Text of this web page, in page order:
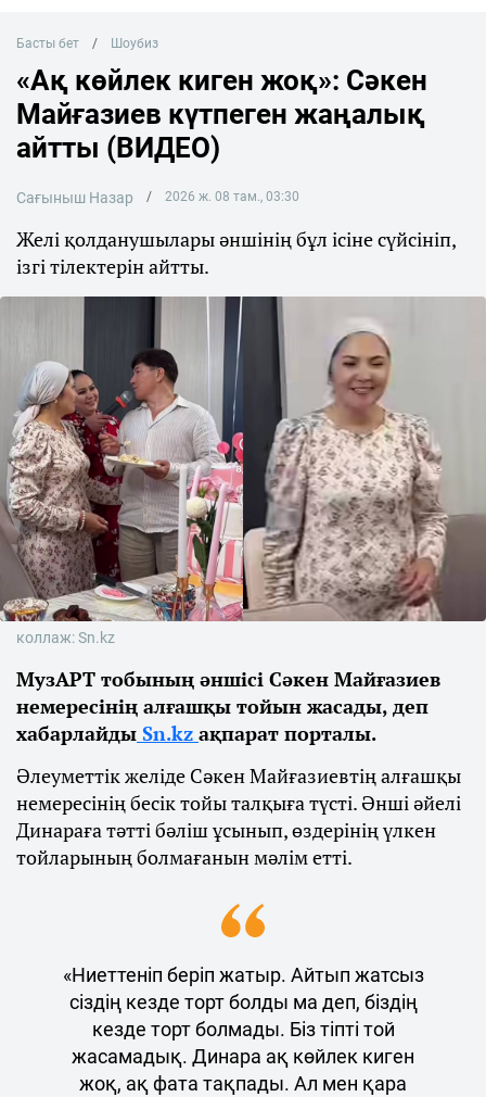
Басты бет Шоубиз
«Ақ көйлек киген жоқ»: Сәкен
Майғазиев күтпеген жаңалық
айтты (ВИДЕО)
Сағыныш Назар 2026 ж. 08 там., 03:30
Желі қолданушылары әншінің бұл ісіне сүйсініп,
ізгі тілектерін айтты.
коллаж: Sn.kz
МузАРТ тобының әншісі Сәкен Майғазиев
немересінің алғашқы тойын жасады, деп
хабарлайды Sn.kz ақпарат порталы.
Әлеуметтік желіде Сәкен Майғазиевтің алғашқы
немересінің бесік тойы талқыға түсті. Әнші әйелі
Динараға тәтті бәліш ұсынып, өздерінің үлкен
тойларының болмағанын мәлім етті.
«Ниеттеніп беріп жатыр. Айтып жатсыз
сіздің кезде торт болды ма деп, біздің
кезде торт болмады. Біз тіпті той
жасамадық. Динара ақ көйлек киген
жоқ, ақ фата тақпады. Ал мен қара